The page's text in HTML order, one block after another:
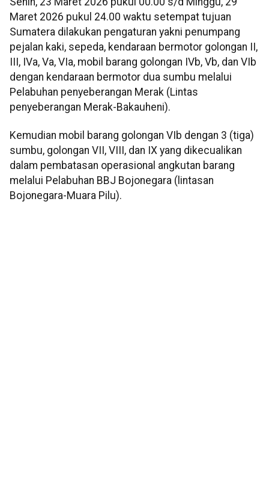
Maret 2026 pukul 24.00 waktu setempat tujuan
Sumatera dilakukan pengaturan yakni penumpang
pejalan kaki, sepeda, kendaraan bermotor golongan II,
III, IVa, Va, VIa, mobil barang golongan IVb, Vb, dan VIb
dengan kendaraan bermotor dua sumbu melalui
Pelabuhan penyeberangan Merak (Lintas
penyeberangan Merak-Bakauheni).
Kemudian mobil barang golongan VIb dengan 3 (tiga)
sumbu, golongan VII, VIII, dan IX yang dikecualikan
dalam pembatasan operasional angkutan barang
melalui Pelabuhan BBJ Bojonegara (lintasan
Bojonegara-Muara Pilu).